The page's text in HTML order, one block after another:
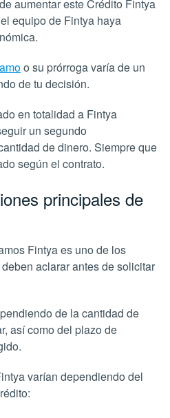
aumentar este Crédito Fintya
equipo de Fintya haya
o su prórroga varía de un
de tu decisión.
en totalidad a Fintya
un segundo
de dinero. Siempre que
según el contrato.
principales de
Fintya es uno de los
aclarar antes de solicitar
de la cantidad de
así como del plazo de
varían dependiendo del